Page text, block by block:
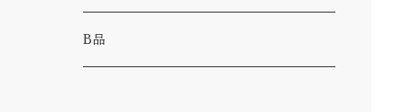
キャンプ
B品